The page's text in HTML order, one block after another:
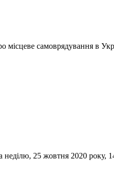
самоврядування в
неділю, 25 жовтня 2020